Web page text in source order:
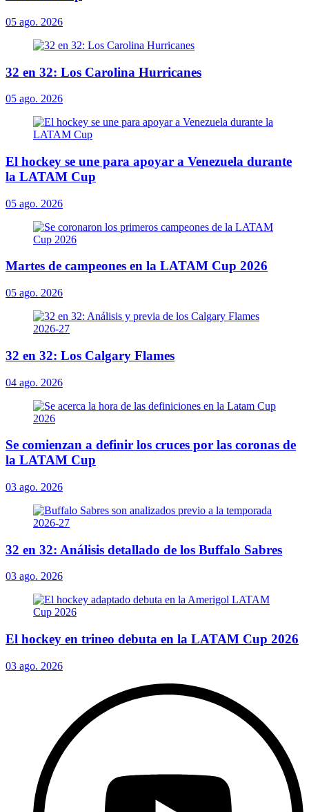
05 ago. 2026
32 en 32: Los Carolina Hurricanes
05 ago. 2026
El hockey se une para apoyar a Venezuela durante
la LATAM Cup
05 ago. 2026
Martes de campeones en la LATAM Cup 2026
05 ago. 2026
32 en 32: Los Calgary Flames
04 ago. 2026
Se comienzan a definir los cruces por las coronas de
la LATAM Cup
03 ago. 2026
32 en 32: Análisis detallado de los Buffalo Sabres
03 ago. 2026
El hockey en trineo debuta en la LATAM Cup 2026
03 ago. 2026